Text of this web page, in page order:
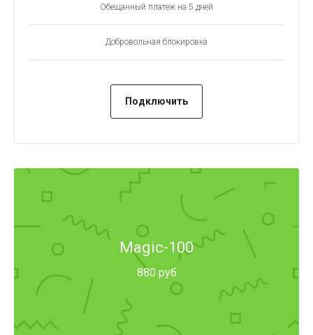
Обещанный платеж на 5 дней
Добровольная блокировка
Подключить
Magic-100
880 руб